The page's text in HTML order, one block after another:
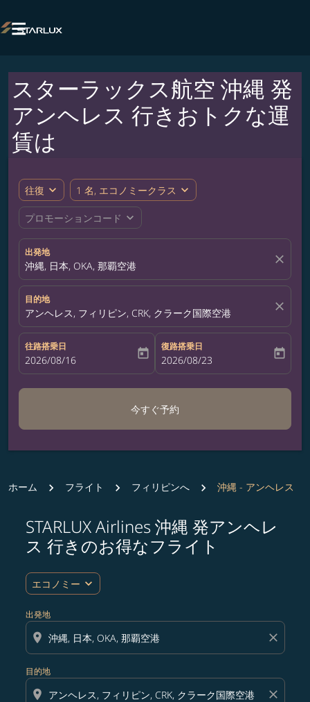

スターラックス航空 沖縄 発
アンヘレス 行きおトクな運
賃は
往復 expand_more 1 名, エコノミークラス expand_more
プロモーションコード expand_more
出発地
沖縄, 日本, OKA, 那覇空港 close
目的地
アンヘレス, フィリピン, CRK, クラーク国際空港 close
往路搭乗日
fc-booking-departure-date-aria-label
2026/08/16 today
復路搭乗日
fc-booking-return-date-aria-label
2026/08/23 today
今すぐ予約
ホーム フライト フィリピンへ 沖縄 - アンヘレス
STARLUX Airlines 沖縄 発アンヘレ
ス 行きのお得なフライト
エコノミー expand_more
出発地
location_on close
目的地
location_on close
ルート (出発地および/または目的地) を更新するか、以